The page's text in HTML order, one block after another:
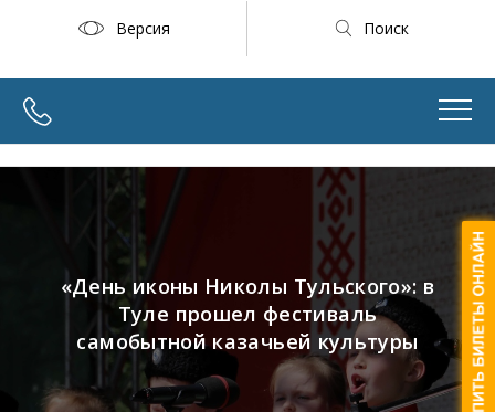
Версия Поиск
«День иконы Николы Тульского»: в
Туле прошел фестиваль
самобытной казачьей культуры